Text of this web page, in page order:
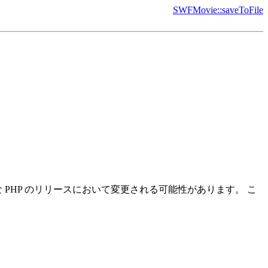
SWFMovie::saveToFile
のリリースにおいて変更される可能性があります。 こ